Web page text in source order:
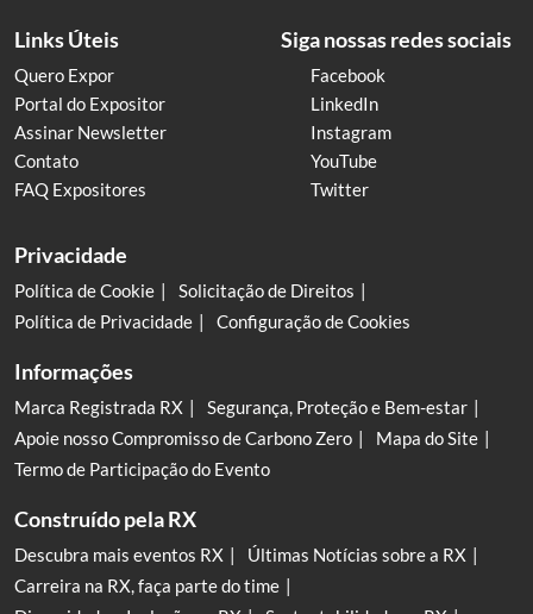
Links Úteis
Quero Expor
Portal do Expositor
Assinar Newsletter
Contato
FAQ Expositores
Siga nossas redes sociais
Facebook
LinkedIn
Instagram
YouTube
Twitter
Privacidade
Política de Cookie
Solicitação de Direitos
Política de Privacidade
Configuração de Cookies
Informações
Marca Registrada RX
Segurança, Proteção e Bem-estar
Apoie nosso Compromisso de Carbono Zero
Mapa do Site
Termo de Participação do Evento
Construído pela RX
Descubra mais eventos RX
Últimas Notícias sobre a RX
Carreira na RX, faça parte do time